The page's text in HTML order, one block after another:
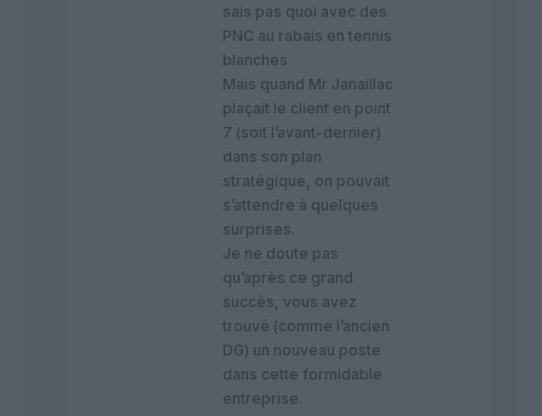
sais pas quoi avec des
PNC au rabais en tennis
blanches
Mais quand Mr Janaillac
plaçait le client en point
7 (soit l’avant-dernier)
dans son plan
stratégique, on pouvait
s’attendre à quelques
surprises.
Je ne doute pas
qu’après ce grand
succès, vous avez
trouvé (comme l’ancien
DG) un nouveau poste
dans cette formidable
entreprise.